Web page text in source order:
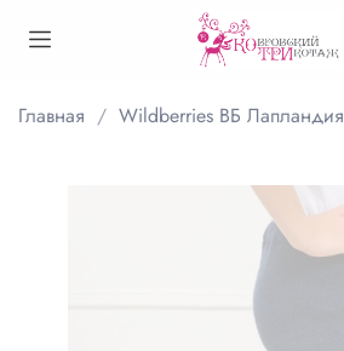
Главная Wildberries ВБ Лапландия